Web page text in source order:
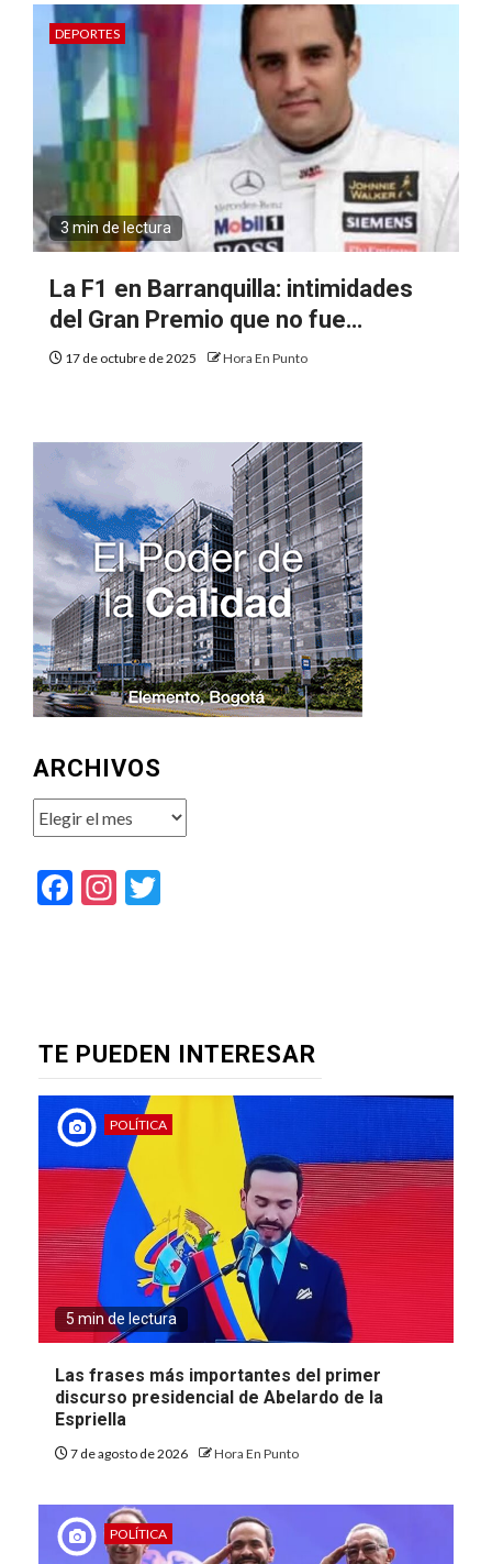
DEPORTES
3 min de lectura
La F1 en Barranquilla: intimidades
del Gran Premio que no fue…
17 de octubre de 2025 Hora En Punto
ARCHIVOS
Archivos
Facebook
Instagram
TE PUEDEN INTERESAR
POLÍTICA
5 min de lectura
Las frases más importantes del primer
discurso presidencial de Abelardo de la
Espriella
7 de agosto de 2026 Hora En Punto
POLÍTICA